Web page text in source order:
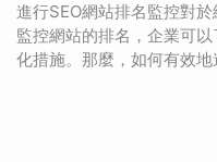
進行SEO網站排名監控對
監控網站的排名，企業可
化措施。那麼，如何有效